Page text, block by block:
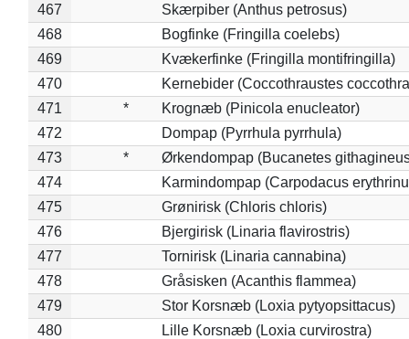
467
Skærpiber (Anthus petrosus)
468
Bogfinke (Fringilla coelebs)
469
Kvækerfinke (Fringilla montifringilla)
470
Kernebider (Coccothraustes
471
*
Krognæb (Pinicola enucleator)
472
Dompap (Pyrrhula pyrrhula)
473
*
Ørkendompap (Bucanetes
474
Karmindompap (Carpodacus
475
Grønirisk (Chloris chloris)
476
Bjergirisk (Linaria flavirostris)
477
Tornirisk (Linaria cannabina)
478
Gråsisken (Acanthis flammea)
479
Stor Korsnæb (Loxia pytyopsittacus)
480
Lille Korsnæb (Loxia curvirostra)